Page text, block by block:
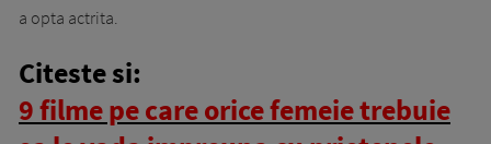
a opta actrita.
Citeste si:
9 filme pe care orice femeie trebuie